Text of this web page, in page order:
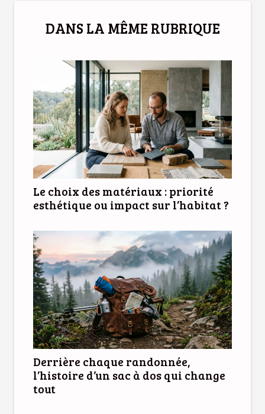
DANS LA MÊME RUBRIQUE
Le choix des matériaux : priorité
esthétique ou impact sur l’habitat ?
Derrière chaque randonnée,
l’histoire d’un sac à dos qui change
tout